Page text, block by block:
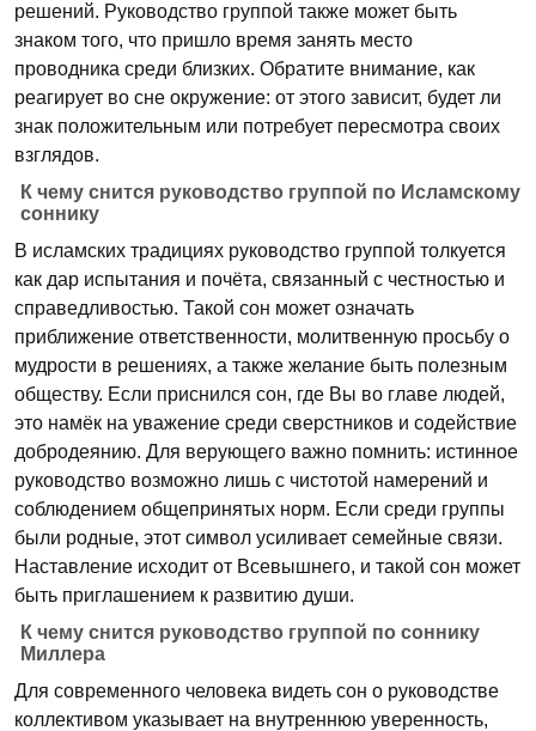
решений. Руководство группой также может быть
знаком того, что пришло время занять место
проводника среди близких. Обратите внимание, как
реагирует во сне окружение: от этого зависит, будет ли
знак положительным или потребует пересмотра своих
взглядов.
К чему снится руководство группой по Исламскому
соннику
В исламских традициях руководство группой толкуется
как дар испытания и почёта, связанный с честностью и
справедливостью. Такой сон может означать
приближение ответственности, молитвенную просьбу о
мудрости в решениях, а также желание быть полезным
обществу. Если приснился сон, где Вы во главе людей,
это намёк на уважение среди сверстников и содействие
добродеянию. Для верующего важно помнить: истинное
руководство возможно лишь с чистотой намерений и
соблюдением общепринятых норм. Если среди группы
были родные, этот символ усиливает семейные связи.
Наставление исходит от Всевышнего, и такой сон может
быть приглашением к развитию души.
К чему снится руководство группой по соннику
Миллера
Для современного человека видеть сон о руководстве
коллективом указывает на внутреннюю уверенность,